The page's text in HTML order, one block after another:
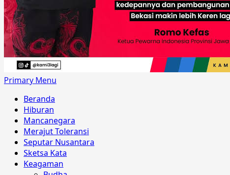
Primary Menu
Beranda
Hiburan
Mancanegara
Merajut Toleransi
Seputar Nusantara
Sketsa Kata
Keagaman